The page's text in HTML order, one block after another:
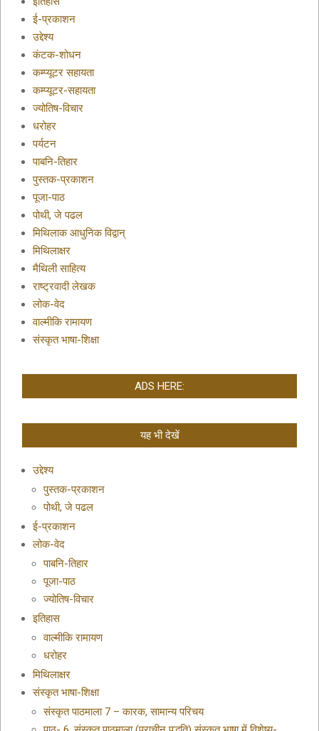
ई-प्रकाशन
उद्देश्य
कंटक-शोधन
कम्प्यूटर सहायता
कम्प्यूटर-सहायता
ज्योतिष-विचार
धरोहर
पर्यटन
पाबनि-तिहार
पुस्तक-प्रकाशन
पूजा-पाठ
पोथी, जे पढल
मिथिलाक आधुनिक विद्वान्
मिथिलाक्षर
मैथिली साहित्य
राष्ट्रवादी लेखक
लोक-वेद
वाल्मीकि रामायण
संस्कृत भाषा-शिक्षा
ADS HERE:
यह भी देखें
उद्देश्य
पुस्तक-प्रकाशन
पोथी, जे पढल
ई-प्रकाशन
लोक-वेद
पाबनि-तिहार
पूजा-पाठ
ज्योतिष-विचार
इतिहास
वाल्मीकि रामायण
धरोहर
मिथिलाक्षर
संस्कृत भाषा-शिक्षा
संस्कृत पाठमाला 7 – कारक, सामान्य परिचय